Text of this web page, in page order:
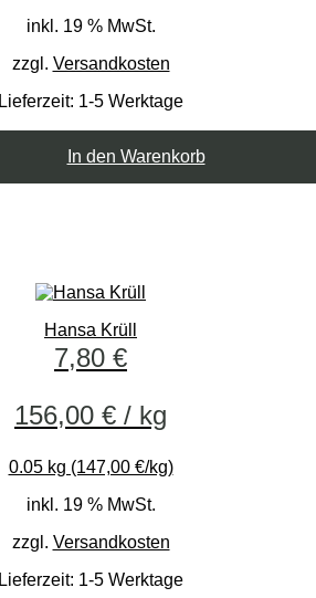
inkl. 19 % MwSt.
zzgl. Versandkosten
Lieferzeit: 1-5 Werktage
In den Warenkorb
Hansa Krüll
7,80 €
156,00 € / kg
0.05 kg (147,00 €/kg)
inkl. 19 % MwSt.
zzgl. Versandkosten
Lieferzeit: 1-5 Werktage